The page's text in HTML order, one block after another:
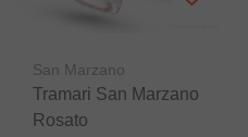
San Marzano
Tramari San Marzano
Rosato